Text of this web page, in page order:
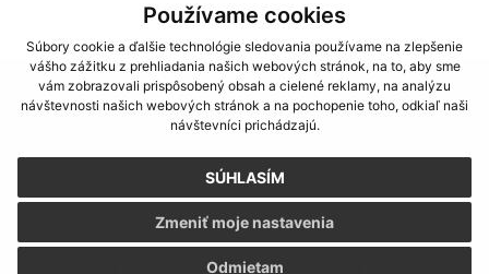
Používame cookies
Súbory cookie a ďalšie technológie sledovania používame na zlepšenie
vášho zážitku z prehliadania našich webových stránok, na to, aby sme
vám zobrazovali prispôsobený obsah a cielené reklamy, na analýzu
návštevnosti našich webových stránok a na pochopenie toho, odkiaľ naši
návštevníci prichádzajú.
SÚHLASÍM
Odmietam
Zmeniť moje nastavenia
využite možnosť získavania aktuálnych informácií s využitím RSS
CMS systém (redakčný) systém ECHELON 2,Mapa stránok,web portál
webex.digital, s.r.o.,domény,registrácia domény
Posledná aktualizácia:23.06.2026
Vytlačiť stránku|Vyhlásenie o prístupnosti